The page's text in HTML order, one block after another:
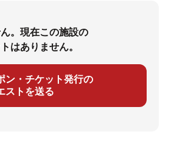
。現在この施設の
はありません。
ン・チケット発行の
ストを送る